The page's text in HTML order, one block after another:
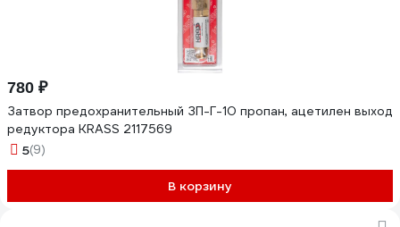
780 ₽
Затвор предохранительный ЗП-Г-10 пропан, ацетилен выход
редуктора KRASS 2117569
5(9)
В корзину